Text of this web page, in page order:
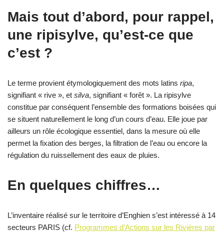
Mais tout d’abord, pour rappel,
une ripisylve, qu’est-ce que
c’est ?
Le terme provient étymologiquement des mots latins ripa,
signifiant « rive », et silva, signifiant « forêt ». La ripisylve
constitue par conséquent l’ensemble des formations boisées qui
se situent naturellement le long d’un cours d’eau. Elle joue par
ailleurs un rôle écologique essentiel, dans la mesure où elle
permet la fixation des berges, la filtration de l’eau ou encore la
régulation du ruissellement des eaux de pluies.
En quelques chiffres…
L’inventaire réalisé sur le territoire d’Enghien s’est intéressé à 14
secteurs PARIS (cf. Programmes d’Actions sur les Rivières par